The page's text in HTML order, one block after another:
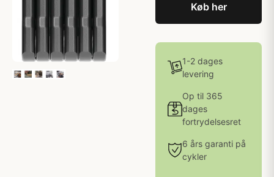
Køb her
1-2 dages
levering
Op til 365
dages
fortrydelsesret
6 års garanti på
cykler